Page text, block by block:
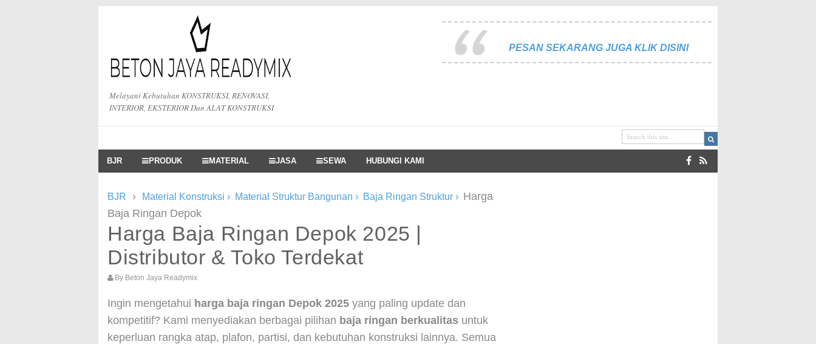
Melayani Kebutuhan KONSTRUKSI, RENOVASI,
INTERIOR, EKSTERIOR Dan ALAT KONSTRUKSI
PESAN SEKARANG JUGA KLIK DISINI
BJR PRODUK MATERIAL JASA SEWA HUBUNGI KAMI
BJR › Material Konstruksi › Material Struktur Bangunan › Baja Ringan Struktur › Harga
Baja Ringan Depok
Harga Baja Ringan Depok 2025 |
Distributor & Toko Terdekat
By Beton Jaya Readymix
Ingin mengetahui harga baja ringan Depok 2025 yang paling update dan
kompetitif? Kami menyediakan berbagai pilihan baja ringan berkualitas untuk
keperluan rangka atap, plafon, partisi, dan kebutuhan konstruksi lainnya. Semua